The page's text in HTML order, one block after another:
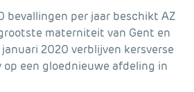
bevallingen per jaar beschikt AZ
materniteit van Gent en
januari 2020 verblijven kersverse
op een gloednieuwe afdeling in